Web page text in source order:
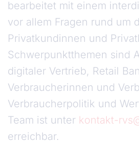
bearbeitet mit einem
vor allem Fragen rund um
Privatkundinnen und
Schwerpunktthemen sind
digitaler Vertrieb, Retail
Verbraucherinnen und
Verbraucherpolitik und
Team ist unter kontakt-
erreichbar.